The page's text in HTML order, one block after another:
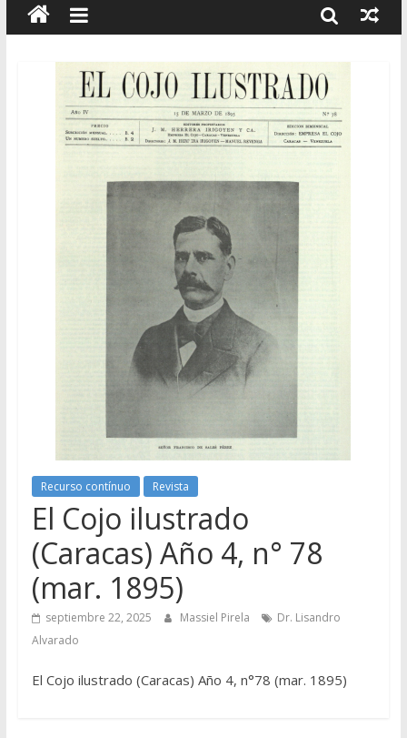
Recurso contínuo Revista
El Cojo ilustrado
(Caracas) Año 4, n° 78
(mar. 1895)
septiembre 22, 2025 Massiel Pirela
Dr. Lisandro
Alvarado
El Cojo ilustrado (Caracas) Año 4, n°78 (mar. 1895)